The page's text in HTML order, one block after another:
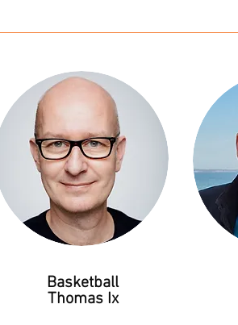
Basketball
Thomas Ix